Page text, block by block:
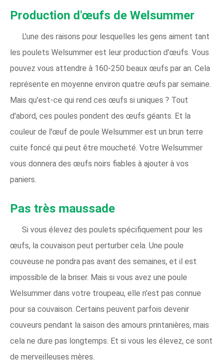
Production d'œufs de Welsummer
L'une des raisons pour lesquelles les gens aiment tant
les poulets Welsummer est leur production d'œufs. Vous
pouvez vous attendre à 160-250 beaux œufs par an. Cela
représente en moyenne environ quatre œufs par semaine.
Mais qu'est-ce qui rend ces œufs si uniques ? Tout
d'abord, ces poules pondent des œufs géants. Et la
couleur de l'œuf de poule Welsummer est un brun terre
cuite foncé qui peut être moucheté. Votre Welsummer
vous donnera des œufs noirs fiables à ajouter à vos
paniers.
Pas très maussade
Si vous élevez des poulets spécifiquement pour les
œufs, la couvaison peut perturber cela. Une poule
couveuse ne pondra pas avant des semaines, et il est
impossible de la briser. Mais si vous avez une poule
Welsummer dans votre troupeau, elle n'est pas connue
pour sa couvaison. Certains peuvent parfois devenir
couveurs pendant la saison des amours printanières, mais
cela ne dure pas longtemps. Et si vous les élevez, ce sont
de merveilleuses mères.